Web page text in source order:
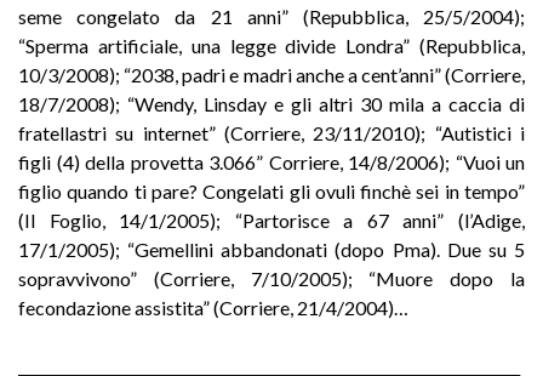
seme congelato da 21 anni” (Repubblica, 25/5/2004);
“Sperma artificiale, una legge divide Londra” (Repubblica,
10/3/2008); “2038, padri e madri anche a cent’anni” (Corriere,
18/7/2008); “Wendy, Linsday e gli altri 30 mila a caccia di
fratellastri su internet” (Corriere, 23/11/2010); “Autistici i
figli (4) della provetta 3.066” Corriere, 14/8/2006); “Vuoi un
figlio quando ti pare? Congelati gli ovuli finchè sei in tempo”
(Il Foglio, 14/1/2005); “Partorisce a 67 anni” (l’Adige,
17/1/2005); “Gemellini abbandonati (dopo Pma). Due su 5
sopravvivono” (Corriere, 7/10/2005); “Muore dopo la
fecondazione assistita” (Corriere, 21/4/2004)…